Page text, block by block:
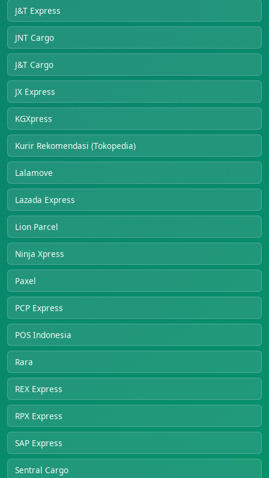
J&T Express
JNT Cargo
J&T Cargo
JX Express
KGXpress
Kurir Rekomendasi (Tokopedia)
Lalamove
Lazada Express
Lion Parcel
Ninja Xpress
Paxel
PCP Express
POS Indonesia
Rara
REX Express
RPX Express
SAP Express
Sentral Cargo